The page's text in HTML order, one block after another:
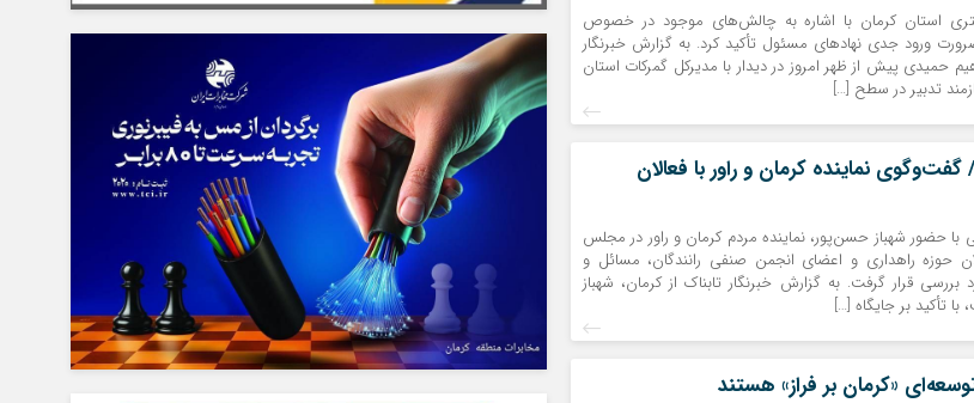
استان کرمان با اشاره به چالش‌های موجود در خصوص
ورود جدی نهادهای مسئول تأکید کرد. به گزارش خبرنگار
حمیدی پیش از ظهر امروز در دیدار با مدیرکل گمرکات استان
تدبیر در سطح […]
نماینده کرمان و راور با فعالان
حضور شهباز حسن‌پور، نماینده مردم کرمان و راور در مجلس
حوزه راهداری و اعضای انجمن صنفی رانندگان، مسائل و
قرار گرفت. به گزارش خبرنگار تابناک از کرمان، شهباز
تأکید بر جایگاه […]
«کرمان بر فراز» هستند